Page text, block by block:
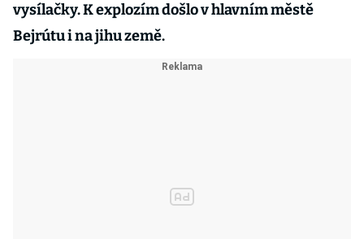
vysílačky. K explozím došlo v hlavním městě
Bejrútu i na jihu země.